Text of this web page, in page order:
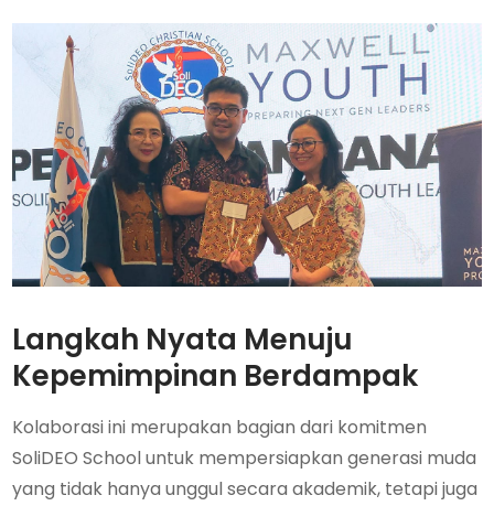
Langkah Nyata Menuju
Kepemimpinan Berdampak
Kolaborasi ini merupakan bagian dari komitmen
SoliDEO School untuk mempersiapkan generasi muda
yang tidak hanya unggul secara akademik, tetapi juga